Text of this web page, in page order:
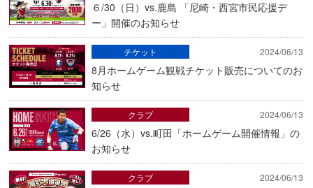
６/30（日）vs.鹿島 「尼崎・西宮市民応援デ
ー」開催のお知らせ
2024/06/13
8月ホームゲーム観戦チケット販売についてのお
知らせ
チケット
2024/06/13
6/26（水）vs.町田「ホームゲーム開催情報」の
お知らせ
クラブ
2024/06/13
クラブ